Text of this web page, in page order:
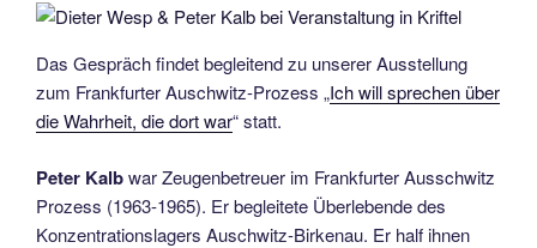
Das Gespräch findet begleitend zu unserer Ausstellung
zum Frankfurter Auschwitz-Prozess „Ich will sprechen über
die Wahrheit, die dort war“ statt.
Peter Kalbwar Zeugenbetreuer im Frankfurter Ausschwitz
Prozess (1963-1965). Er begleitete Überlebende des
Konzentrationslagers Auschwitz-Birkenau. Er half ihnen